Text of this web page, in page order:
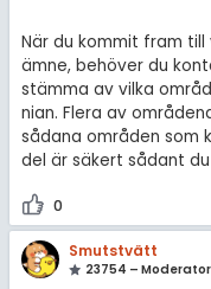
När du kommit fram
ämne, behöver du
stämma av vilka
nian. Flera av
sådana områden som
del är säkert sådant
0
Smutstvätt
23754 – Moderator